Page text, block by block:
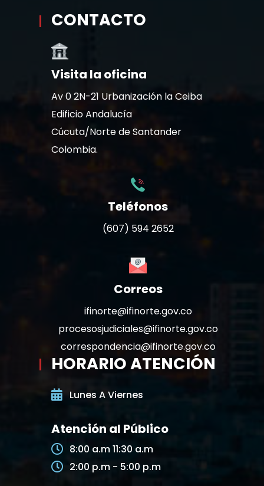
CONTACTO
Visita la oficina
Av 0 2N-21 Urbanización la Ceiba
Edificio Andalucía
Cúcuta/Norte de Santander
Colombia.
Teléfonos
(607) 594 2652
Correos
ifinorte@ifinorte.gov.co
procesosjudiciales@ifinorte.gov.co
correspondencia@ifinorte.gov.co
HORARIO ATENCIÓN
Lunes A Viernes
Atención al Público
8:00 a.m 11:30 a.m
2:00 p.m - 5:00 p.m